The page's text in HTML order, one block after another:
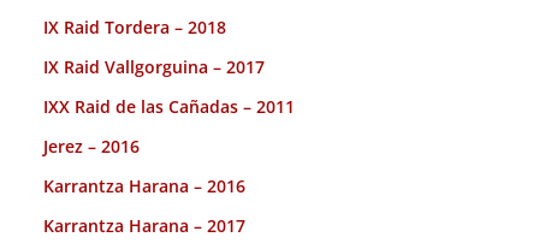
IX Raid Tordera – 2018
IX Raid Vallgorguina – 2017
IXX Raid de las Cañadas – 2011
Jerez – 2016
Karrantza Harana – 2016
Karrantza Harana – 2017